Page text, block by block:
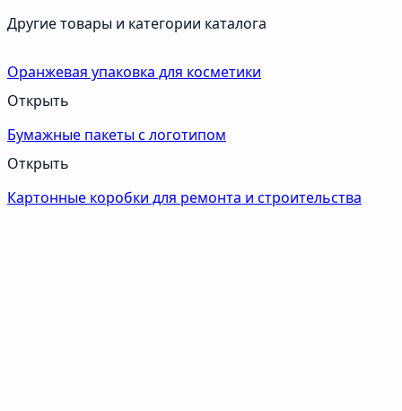
Другие товары и категории каталога
Оранжевая упаковка для косметики
Открыть
Бумажные пакеты с логотипом
Открыть
Картонные коробки для ремонта и строительства